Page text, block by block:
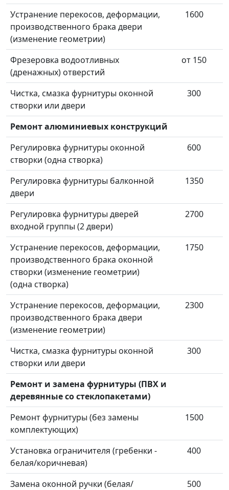
Устранение перекосов, деформации,
производственного брака двери
(изменение геометрии)
1600
Фрезеровка водоотливных
(дренажных) отверстий
от 150
Чистка, смазка фурнитуры оконной
створки или двери
300
Ремонт алюминиевых конструкций
Регулировка фурнитуры оконной
створки (одна створка)
600
Регулировка фурнитуры балконной
двери
1350
Регулировка фурнитуры дверей
входной группы (2 двери)
2700
Устранение перекосов, деформации,
производственного брака оконной
створки (изменение геометрии)
(одна створка)
1750
Устранение перекосов, деформации,
производственного брака двери
(изменение геометрии)
2300
Чистка, смазка фурнитуры оконной
створки или двери
300
Ремонт и замена фурнитуры (ПВХ и
деревянные со стеклопакетами)
Ремонт фурнитуры (без замены
комплектующих)
1500
Установка ограничителя (гребенки -
белая/коричневая)
400
Замена оконной ручки (белая/
500